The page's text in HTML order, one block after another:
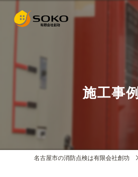
施工事例
名古屋市の消防点検は有限会社創功